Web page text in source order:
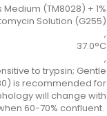
(TM8028) + 1%
Solution (G255)
,
37.0°C
,
to trypsin; Gentle
is recommended for
will change with
60-70% confluent.